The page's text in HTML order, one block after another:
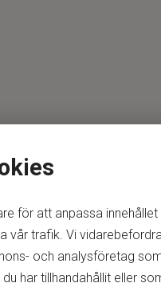
för att anpassa
vår trafik. Vi
och analysföretag
har tillhandahållit eller